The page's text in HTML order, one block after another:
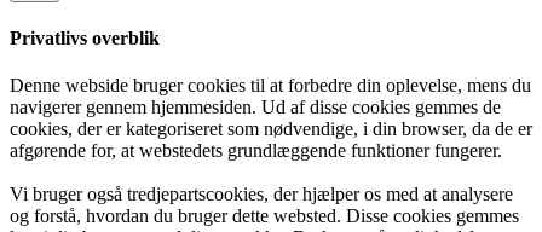
Privatlivs overblik
Denne webside bruger cookies til at forbedre din oplevelse, mens du
navigerer gennem hjemmesiden. Ud af disse cookies gemmes de
cookies, der er kategoriseret som nødvendige, i din browser, da de er
afgørende for, at webstedets grundlæggende funktioner fungerer.
Vi bruger også tredjepartscookies, der hjælper os med at analysere
og forstå, hvordan du bruger dette websted. Disse cookies gemmes